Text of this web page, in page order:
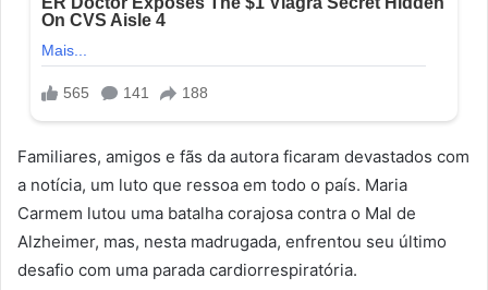
Familiares, amigos e fãs da autora ficaram devastados com
a notícia, um luto que ressoa em todo o país. Maria
Carmem lutou uma batalha corajosa contra o Mal de
Alzheimer, mas, nesta madrugada, enfrentou seu último
desafio com uma parada cardiorrespiratória.